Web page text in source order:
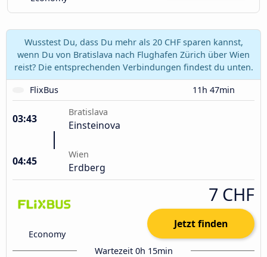
Wusstest Du, dass Du mehr als 20 CHF sparen kannst,
wenn Du von Bratislava nach Flughafen Zürich über Wien
reist? Die entsprechenden Verbindungen findest du unten.
FlixBus
11h 47min
03:43
Bratislava
Einsteinova
04:45
Wien
Erdberg
Economy
7 CHF
Jetzt finden
Wartezeit 0h 15min